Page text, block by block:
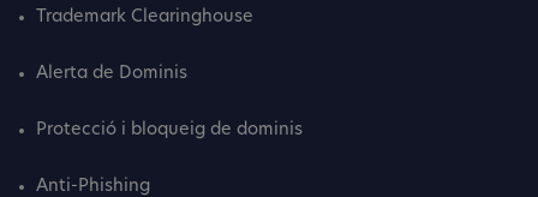
Trademark Clearinghouse
Alerta de Dominis
Protecció i bloqueig de dominis
Anti-Phishing